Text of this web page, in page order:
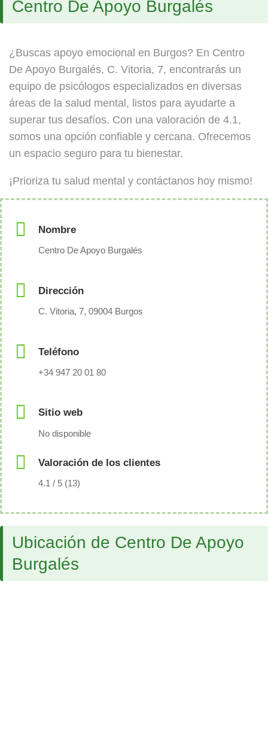
Centro De Apoyo Burgalés
¿Buscas apoyo emocional en Burgos? En Centro
De Apoyo Burgalés, C. Vitoria, 7, encontrarás un
equipo de psicólogos especializados en diversas
áreas de la salud mental, listos para ayudarte a
superar tus desafíos. Con una valoración de 4.1,
somos una opción confiable y cercana. Ofrecemos
un espacio seguro para tu bienestar.
¡Prioriza tu salud mental y contáctanos hoy mismo!
Nombre
Centro De Apoyo Burgalés
Dirección
C. Vitoria, 7, 09004 Burgos
Teléfono
+34 947 20 01 80
Sitio web
No disponible
Valoración de los clientes
4.1 / 5 (13)
Ubicación de Centro De Apoyo
Burgalés